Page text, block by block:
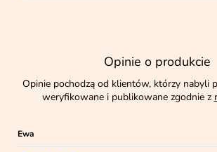
Opinie o produkcie
Opinie pochodzą od klientów, którzy nabyli
weryfikowane i publikowane zgodnie z
Ewa